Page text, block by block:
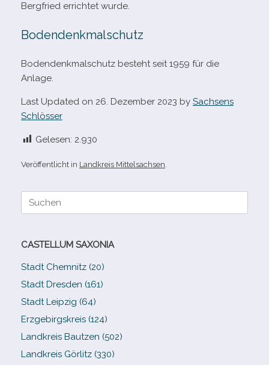
Bergfried errich­tet wurde.
Bodendenkmalschutz
Bodendenkmalschutz besteht seit 1959 für die
Anlage.
Last Updated on 26. Dezember 2023 by Sachsens
Schlösser
Gelesen: 2.930
Veröffentlicht in Landkreis Mittelsachsen
Suche
CASTELLUM SAXONIA
Stadt Chemnitz (20)
Stadt Dresden (161)
Stadt Leipzig (64)
Erzgebirgskreis (124)
Landkreis Bautzen (502)
Landkreis Görlitz (330)